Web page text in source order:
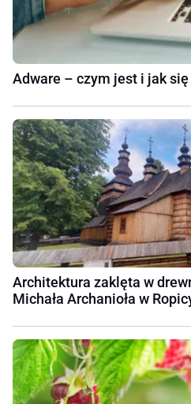
Adware – czym jest i jak
Architektura zaklęta w
Michała Archanioła w